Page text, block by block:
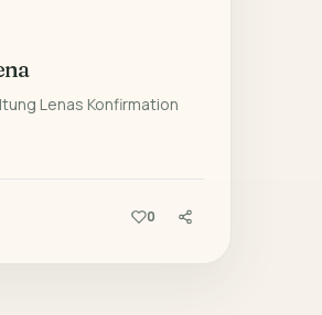
Lenas Konfirmation
0